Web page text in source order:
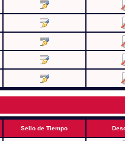
Sello de Tiempo